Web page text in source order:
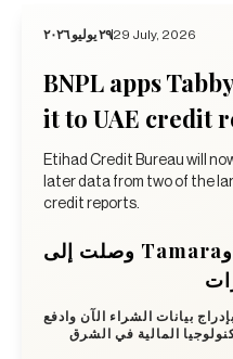
٢٩ يوليو ٢٠٢٦29 July, 2026
BNPL apps
it to UAE credit
Etihad Credit Bureau will
later data from two of the
credit reports.
تطبيقات BNPL Tabby وTamara وصلت إلى
بيانات الشراء الآن وادفع
المالية في الشرق